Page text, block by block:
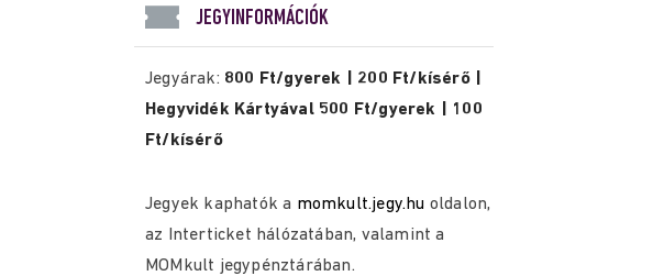
JEGYINFORMÁCIÓK
Jegyárak: 800 Ft/gyerek | 200 Ft/kísérő |
Hegyvidék Kártyával 500 Ft/gyerek | 100
Ft/kísérő
Jegyek kaphatók a momkult.jegy.hu oldalon,
az Interticket hálózatában, valamint a
MOMkult jegypénztárában.